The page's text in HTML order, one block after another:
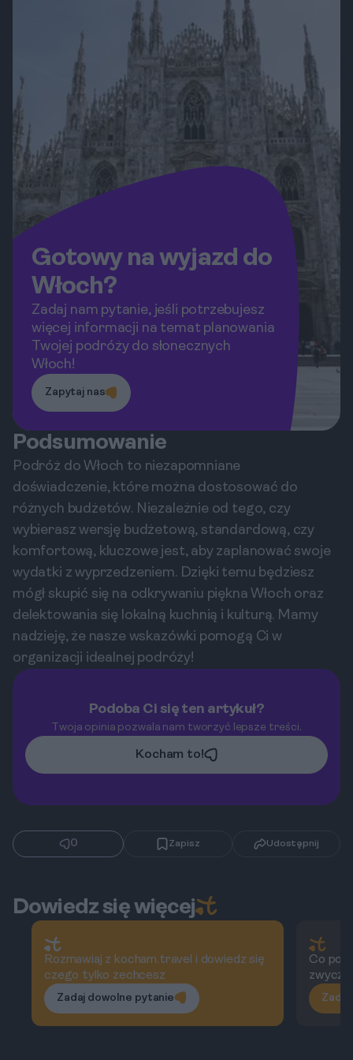
Gotowy na wyjazd do
Włoch?
Zadaj nam pytanie, jeśli potrzebujesz
więcej informacji na temat planowania
Twojej podróży do słonecznych
Włoch!
Zapytaj nas
Podsumowanie
Podróż do Włoch to niezapomniane
doświadczenie, które można dostosować do
różnych budżetów. Niezależnie od tego, czy
wybierasz wersję budżetową, standardową, czy
komfortową, kluczowe jest, aby zaplanować swoje
wydatki z wyprzedzeniem. Dzięki temu będziesz
mógł skupić się na odkrywaniu piękna Włoch oraz
delektowania się lokalną kuchnią i kulturą. Mamy
nadzieję, że nasze wskazówki pomogą Ci w
organizacji idealnej podróży!
Podoba Ci się ten artykuł?
Twoja opinia pozwala nam tworzyć lepsze treści.
Kocham to!
0 Zapisz Udostępnij
Dowiedz się więcej
Rozmawiaj z kocham.travel i dowiedz się
czego tylko zechcesz
Zadaj dowolne pytanie
Co